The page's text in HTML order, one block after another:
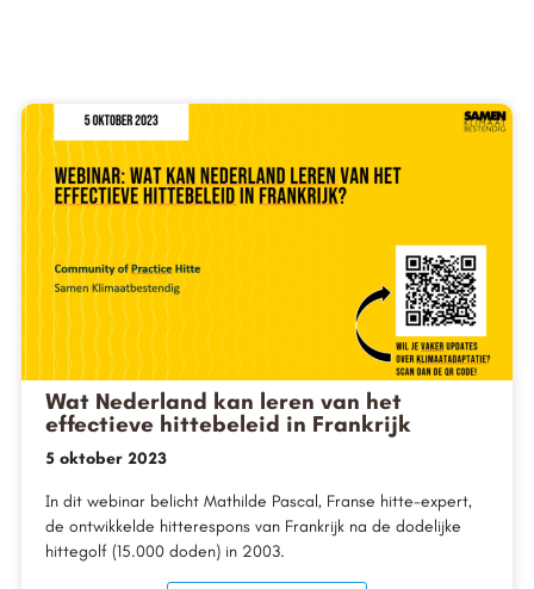
Wat Nederland kan leren van het
effectieve hittebeleid in Frankrijk
5 oktober 2023
In dit webinar belicht Mathilde Pascal, Franse hitte-expert,
de ontwikkelde hitterespons van Frankrijk na de dodelijke
hittegolf (15.000 doden) in 2003.